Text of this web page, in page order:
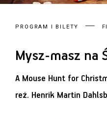
PROGRAM I BILETY
Mysz-masz na
A Mouse Hunt for
reż. Henrik Martin